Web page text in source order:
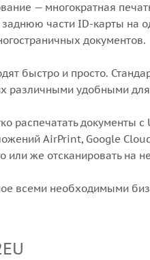
— многократная
части ID-карты на
документов.
быстро и просто.
различными удобными
распечатать
AirPrint, Google
или же отсканировать на
всеми необходимыми